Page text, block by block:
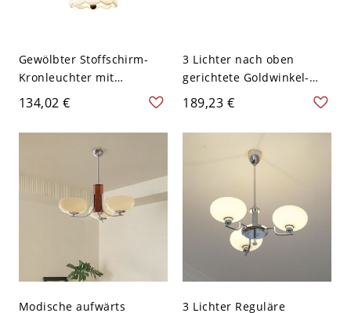
Gewölbter Stoffschirm-
Kronleuchter mit
verstellbarer Höhe, 110V-
120V, 12", Scheune
134,02 €
3 Lichter nach oben
gerichtete Goldwinkel-
Kronleuchterleuchte für
LED/Glühlampe/Fluoresze
nz, mit verstellbarem
Höhenabwurfröhrchen,
110V-120V, Karamell
189,23 €
Modische aufwärts 3 Lichter Reguläre